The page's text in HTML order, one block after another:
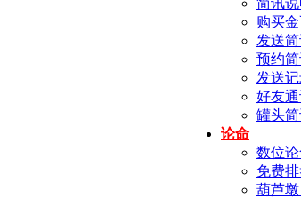
简讯说
购买
发送
预约
发送
好友
罐头
论命
数位
免费
葫芦